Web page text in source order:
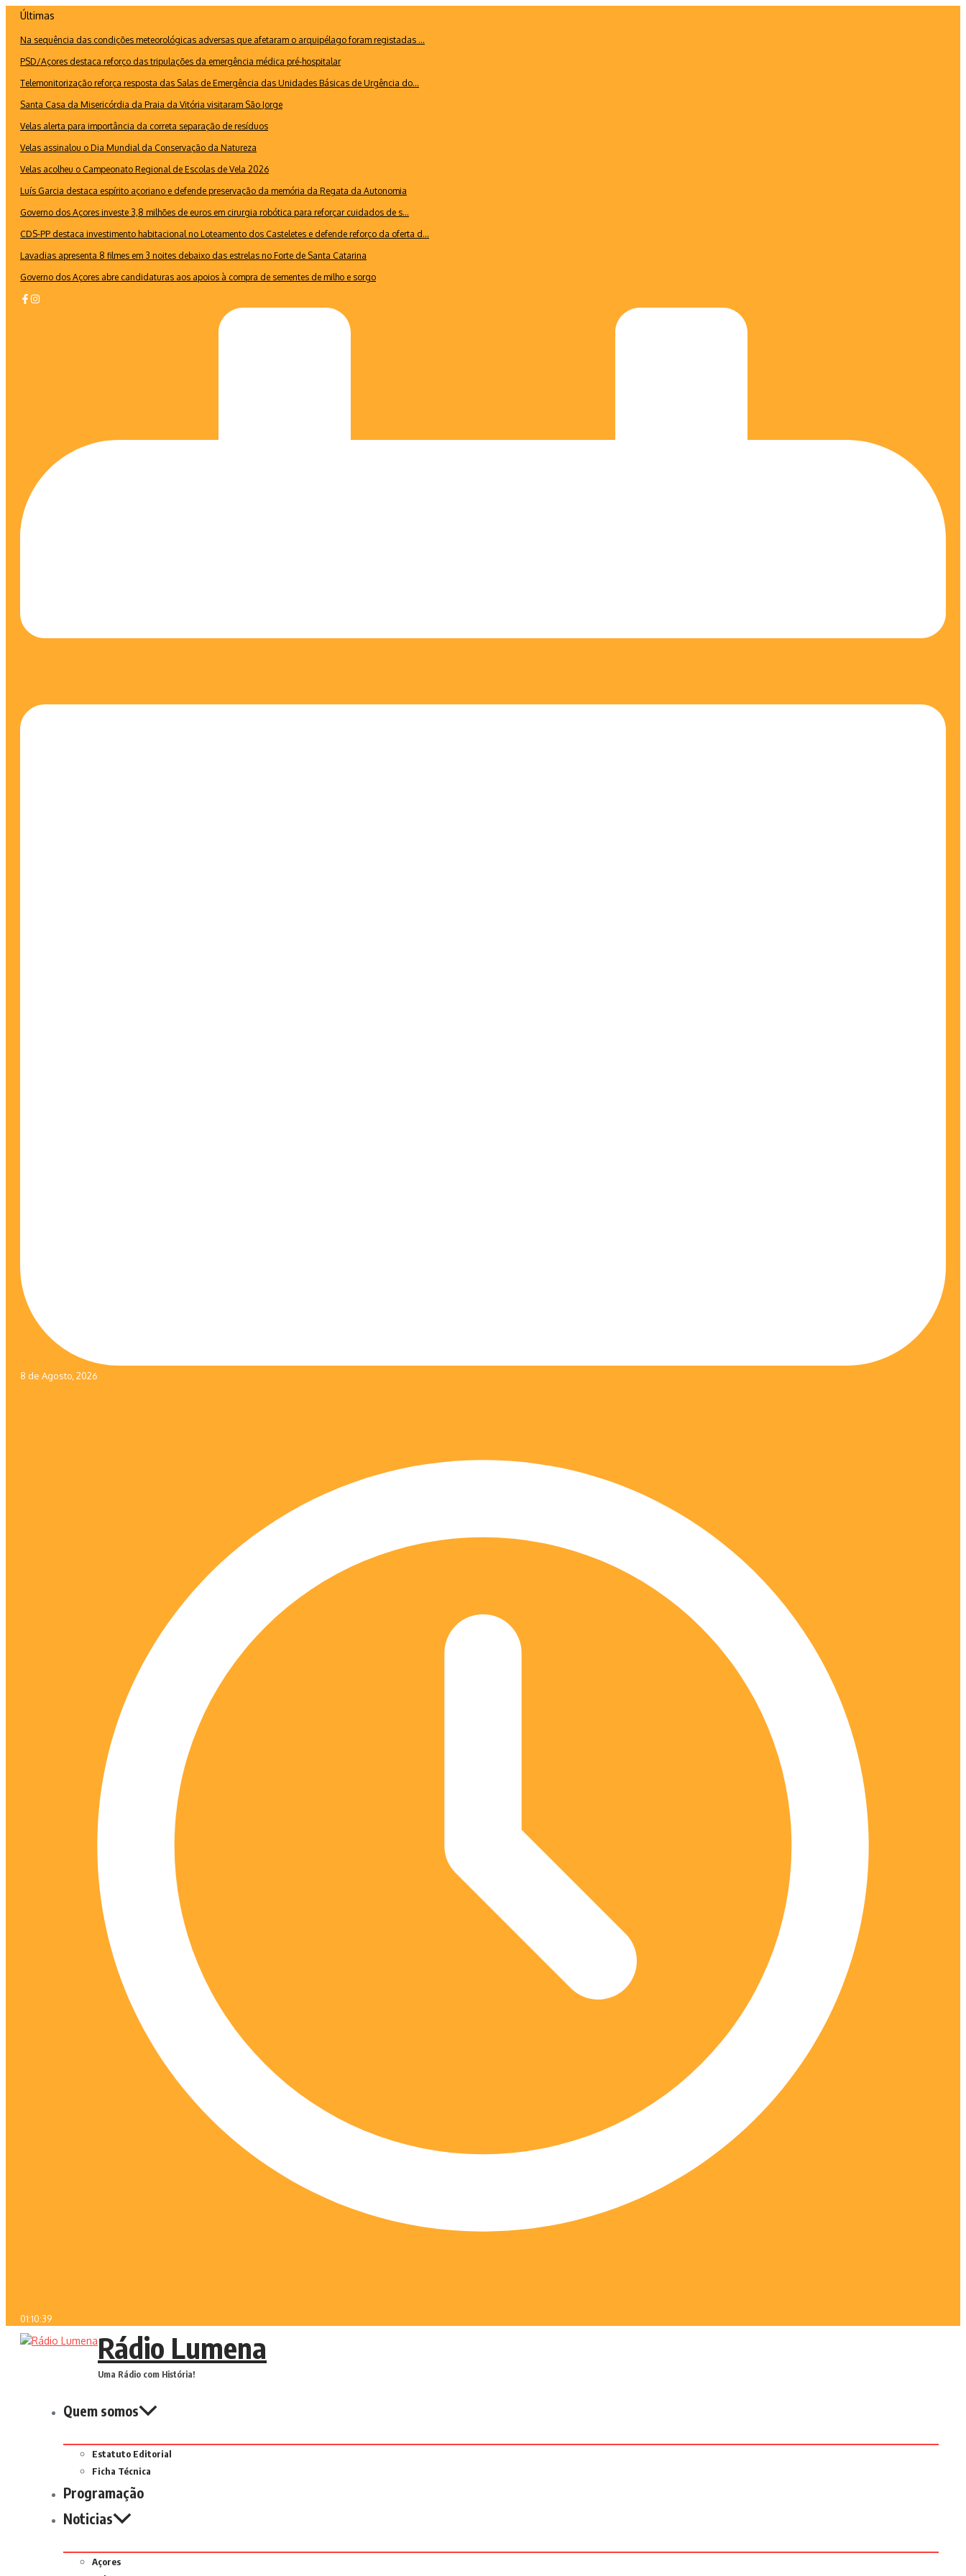
conteúdo
Últimas
Na sequência das condições meteorológicas adversas que afetaram o arquipélago foram registadas ...
PSD/Açores destaca reforço das tripulações da emergência médica pré-hospitalar
Telemonitorização reforça resposta das Salas de Emergência das Unidades Básicas de Urgência do...
Santa Casa da Misericórdia da Praia da Vitória visitaram São Jorge
Velas alerta para importância da correta separação de resíduos
Velas assinalou o Dia Mundial da Conservação da Natureza
Velas acolheu o Campeonato Regional de Escolas de Vela 2026
Luís Garcia destaca espírito açoriano e defende preservação da memória da Regata da Autonomia
Governo dos Açores investe 3,8 milhões de euros em cirurgia robótica para reforçar cuidados de s...
CDS-PP destaca investimento habitacional no Loteamento dos Casteletes e defende reforço da oferta d...
Lavadias apresenta 8 filmes em 3 noites debaixo das estrelas no Forte de Santa Catarina
Governo dos Açores abre candidaturas aos apoios à compra de sementes de milho e sorgo
8 de Agosto, 2026
01:10:39
Rádio Lumena
Uma Rádio com História!
Quem somos
Estatuto Editorial
Ficha Técnica
Programação
Noticias
Açores